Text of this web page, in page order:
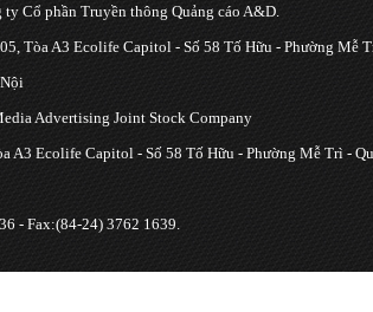
Cổ phần Truyền thông Quảng cáo A&D.
Tòa A3 Ecolife Capitol - Số 58 Tố Hữu - Phường Mễ
Advertising Joint Stock Company
A3 Ecolife Capitol - Số 58 Tố Hữu - Phường Mễ Trì -
- Fax:(84-24) 3762 1639.